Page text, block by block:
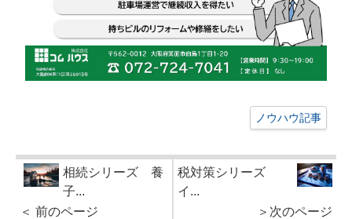
ノウハウ記事
相続シリーズ 養
子...
＜ 前のページ
税対策シリーズ
イ...
＞次のページ